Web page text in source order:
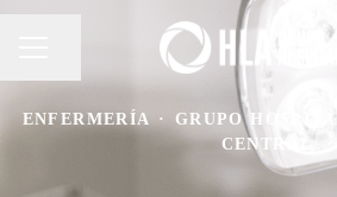
MENÚ DE EMPLEO
Compartir página
ENFERMERÍA ·
GRUPO
CENTRAL